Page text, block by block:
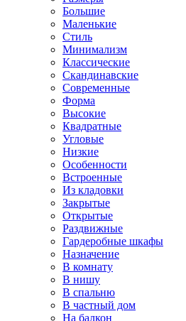
Большие
Маленькие
Стиль
Минимализм
Классические
Скандинавские
Современные
Форма
Высокие
Квадратные
Угловые
Низкие
Особенности
Встроенные
Из кладовки
Закрытые
Открытые
Раздвижные
Гардеробные шкафы
Назначение
В комнату
В нишу
В спальню
В частный дом
На балкон